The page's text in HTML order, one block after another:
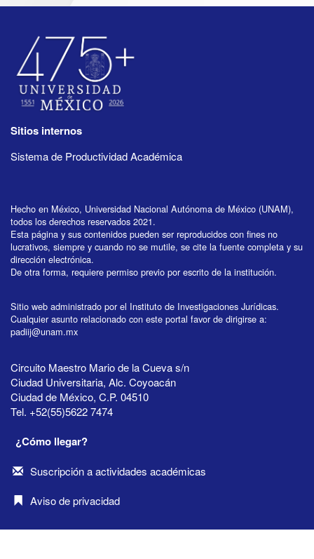
Sitios internos
Sistema de Productividad Académica
Hecho en México, Universidad Nacional Autónoma de México (UNAM),
todos los derechos reservados 2021.
Esta página y sus contenidos pueden ser reproducidos con fines no
lucrativos, siempre y cuando no se mutile, se cite la fuente completa y su
dirección electrónica.
De otra forma, requiere permiso previo por escrito de la institución.
Sitio web administrado por el Instituto de Investigaciones Jurídicas.
Cualquier asunto relacionado con este portal favor de dirigirse a:
padiij@unam.mx
Circuito Maestro Mario de la Cueva s/n
Ciudad Universitaria, Alc. Coyoacán
Ciudad de México, C.P. 04510
Tel. +52(55)5622 7474
¿Cómo llegar?
Suscripción a actividades académicas
Aviso de privacidad